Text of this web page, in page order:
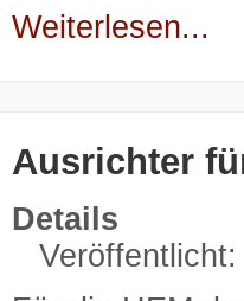
Weiterlesen...
Ausrichter
Details